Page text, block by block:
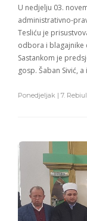
U nedjelju 03.
administrativno-
Tesliću je
odbora i blagajnike
Sastankom je
gosp. Šaban Sivić,
Ponedjeljak | 7.